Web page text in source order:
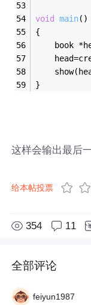
void main()
{
book
}
这样会输出最后
给本帖投票
354 11
全部评论
feiyun1987